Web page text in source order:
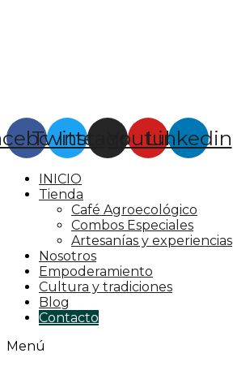
Twitter
Instagram
Youtube
Linkedin
INICIO
Tienda
Café Agroecológico
Combos Especiales
Artesanías y experiencias
Nosotros
Empoderamiento
Cultura y tradiciones
Blog
Contacto
Menú